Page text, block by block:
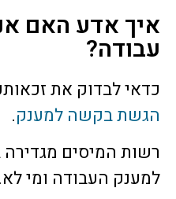
איך אדע האם
עבודה?
כדאי לבדוק את
הגשת בקשה למענק.
רשות המיסים מגדירה
למענק העבודה ומי לא.